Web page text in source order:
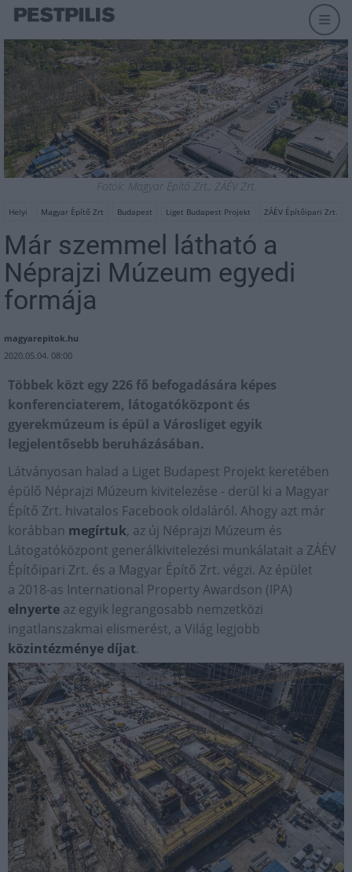
Fotók: Magyar Építő Zrt., ZÁÉV Zrt.
Helyi Magyar Építő Zrt Budapest Liget Budapest Projekt ZÁÉV Építőipari Zrt.
Már szemmel látható a
Néprajzi Múzeum egyedi
formája
magyarepitok.hu
2020.05.04. 08:00
Többek közt egy 226 fő befogadására képes
konferenciaterem, látogatóközpont és
gyerekmúzeum is épül a Városliget egyik
legjelentősebb beruházásában.
Látványosan halad a Liget Budapest Projekt keretében
épülő Néprajzi Múzeum kivitelezése - derül ki a Magyar
Építő Zrt. hivatalos Facebook oldaláról. Ahogy azt már
korábban megírtuk, az új Néprajzi Múzeum és
Látogatóközpont generálkivitelezési munkálatait a ZÁÉV
Építőipari Zrt. és a Magyar Építő Zrt. végzi. Az épület
a 2018-as International Property Awardson (IPA)
elnyerte az egyik legrangosabb nemzetközi
ingatlanszakmai elismerést, a Világ legjobb
közintézménye díjat.